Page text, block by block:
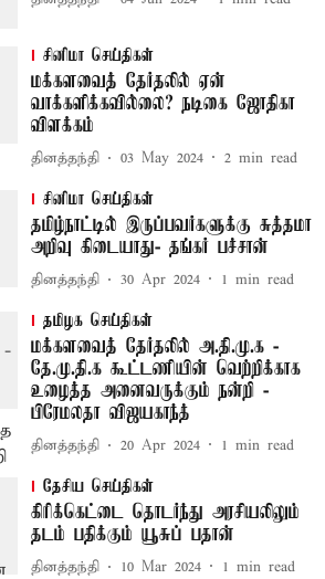
சினிமா செய்திகள்
மக்களவைத் தேர்தலில் ஏன்
வாக்களிக்கவில்லை? நடிகை ஜோதிகா
விளக்கம்
தினத்தந்தி 03 May 2024 2 min read
சினிமா செய்திகள்
தமிழ்நாட்டில் இருப்பவர்களுக்கு சுத்தமா
அறிவு கிடையாது- தங்கர் பச்சான்
தினத்தந்தி 30 Apr 2024 1 min read
தமிழக செய்திகள்
மக்களவைத் தேர்தலில் அ.தி.மு.க -
தே.மு.தி.க கூட்டணியின் வெற்றிக்காக
உழைத்த அனைவருக்கும் நன்றி -
பிரேமலதா விஜயகாந்த்
தினத்தந்தி 20 Apr 2024 1 min read
தேசிய செய்திகள்
கிரிக்கெட்டை தொடர்ந்து அரசியலிலும்
தடம் பதிக்கும் யூசுப் பதான்
தினத்தந்தி 10 Mar 2024 1 min read